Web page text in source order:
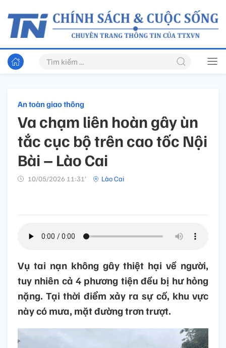
An toàn giao thông
Va chạm liên hoàn gây ùn
tắc cục bộ trên cao tốc Nội
Bài – Lào Cai
10/05/2026 11:31’ Lào Cai
Vụ tai nạn không gây thiệt hại về người,
tuy nhiên cả 4 phương tiện đều bị hư hỏng
nặng. Tại thời điểm xảy ra sự cố, khu vực
này có mưa, mặt đường trơn trượt.